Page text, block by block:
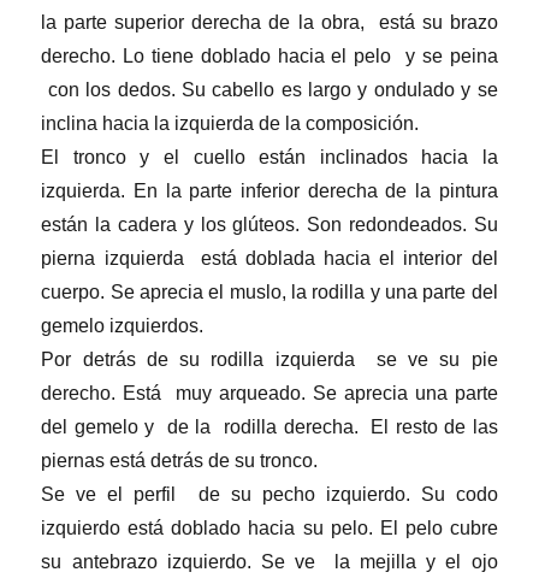
la parte superior derecha de la obra, está su brazo
derecho. Lo tiene doblado hacia el pelo y se peina
con los dedos. Su cabello es largo y ondulado y se
inclina hacia la izquierda de la composición.
El tronco y el cuello están inclinados hacia la
izquierda. En la parte inferior derecha de la pintura
están la cadera y los glúteos. Son redondeados. Su
pierna izquierda está doblada hacia el interior del
cuerpo. Se aprecia el muslo, la rodilla y una parte del
gemelo izquierdos.
Por detrás de su rodilla izquierda se ve su pie
derecho. Está muy arqueado. Se aprecia una parte
del gemelo y de la rodilla derecha. El resto de las
piernas está detrás de su tronco.
Se ve el perfil de su pecho izquierdo. Su codo
izquierdo está doblado hacia su pelo. El pelo cubre
su antebrazo izquierdo. Se ve la mejilla y el ojo